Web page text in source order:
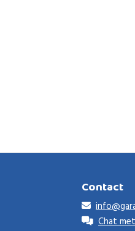
Contact
Chat